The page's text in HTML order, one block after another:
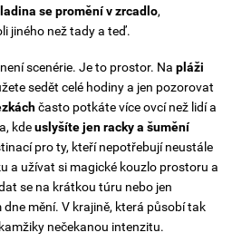
se promění v zrcadlo,
jiného než tady a teď.
scenérie. Je to prostor. Na pláži
sedět celé hodiny a jen pozorovat
často potkáte více ovcí než lidí a
kdeuslyšíte jen racky a šumění
pro ty, kteří nepotřebují neustále
a užívat si magické kouzlo prostoru a
se na krátkou túru nebo jen
mění. V krajině, která působí tak
nečekanou intenzitu.